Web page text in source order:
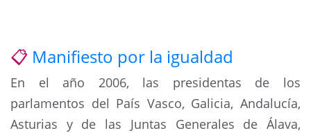
📋 Manifiesto por la igualdad
En el año 2006, las presidentas de los
parlamentos del País Vasco, Galicia, Andalucía,
Asturias y de las Juntas Generales de Álava,